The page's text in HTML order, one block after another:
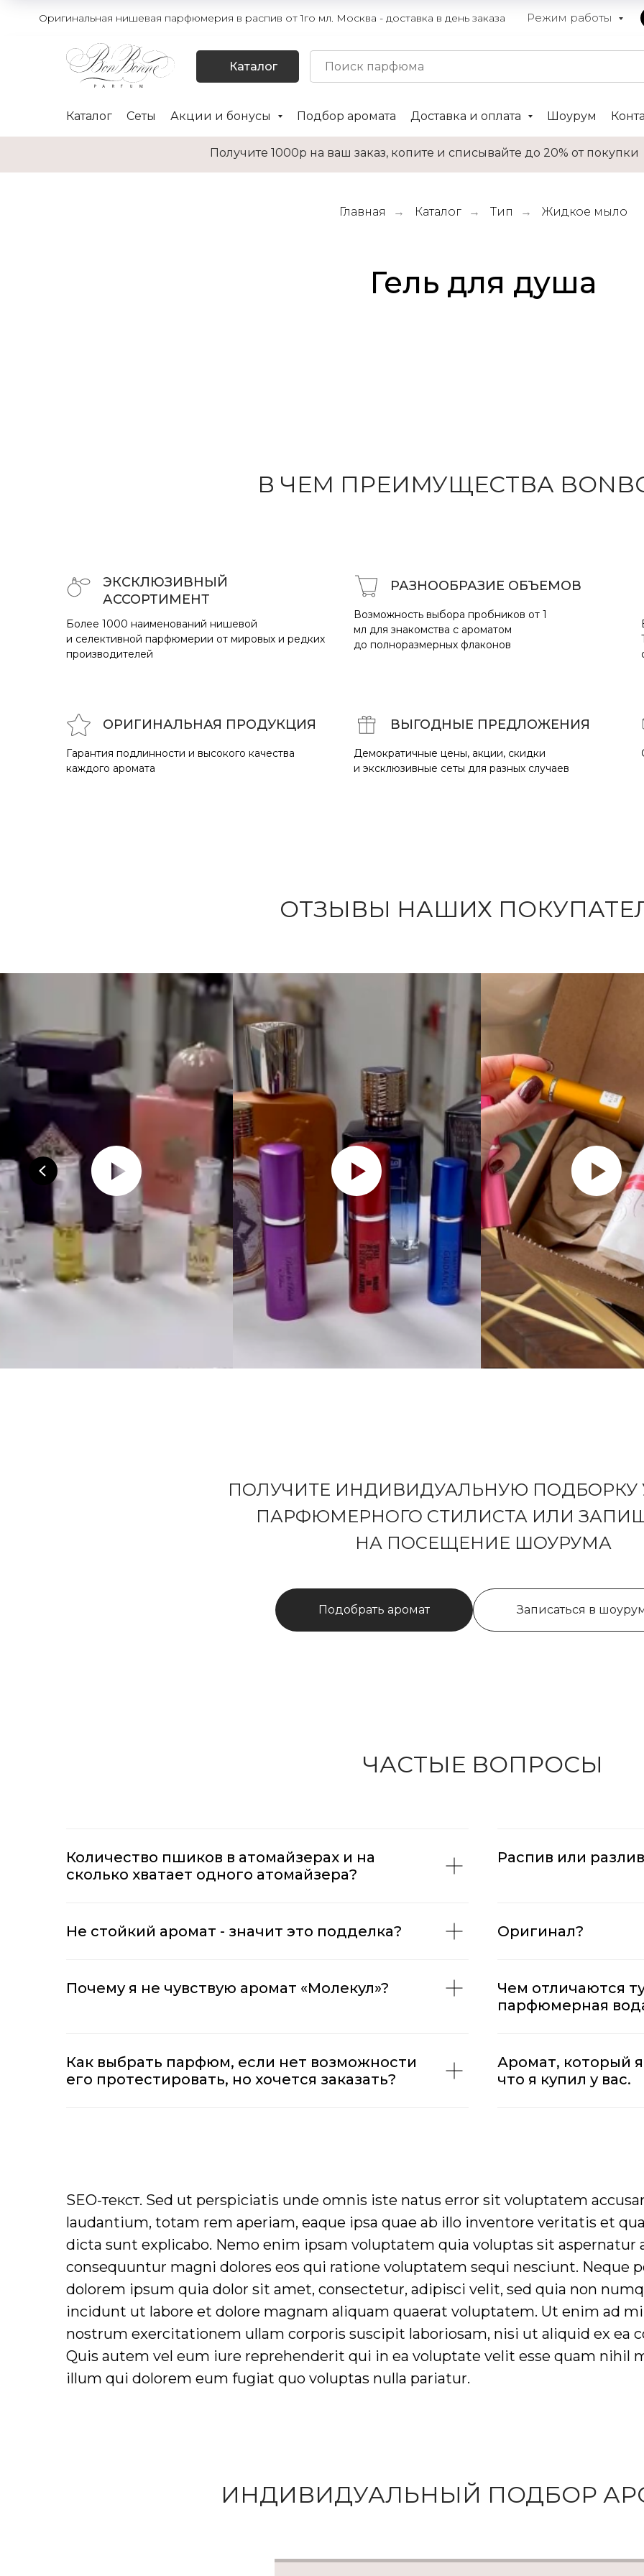
Оригинальная нишевая парфюмерия в распив от 1го мл. Москва - доставка в день заказа Режим работы
Каталог
Каталог Сеты Акции и бонусы Подбор аромата Доставка и оплата Шоурум
Получите 1000р на ваш заказ, копите и списывайте до 20% от покупки
Главная → Каталог → Тип → Жидкое мыло
Гель для душа
В ЧЕМ ПРЕИМУЩЕСТВА
ЭКСКЛЮЗИВНЫЙ
АССОРТИМЕНТ
Более 1000 наименований нишевой
и селективной парфюмерии от мировых и редких
производителей
РАЗНООБРАЗИЕ ОБЪЕМОВ
Возможность выбора пробников от 1
мл для знакомства с ароматом
до полноразмерных флаконов
ОРИГИНАЛЬНАЯ ПРОДУКЦИЯ
Гарантия подлинности и высокого качества
каждого аромата
ВЫГОДНЫЕ ПРЕДЛОЖЕНИЯ
Демократичные цены, акции, скидки
и эксклюзивные сеты для разных случаев
ОТЗЫВЫ НАШИХ
ПОЛУЧИТЕ ИНДИВИДУАЛЬНУЮ ПОДБОРКУ
ПАРФЮМЕРНОГО СТИЛИСТА ИЛИ
НА ПОСЕЩЕНИЕ ШОУРУМА
Подобрать аромат Записаться в
ЧАСТЫЕ ВОПРОСЫ
Количество пшиков в атомайзерах и на
сколько хватает одного атомайзера?
Распив или
Не стойкий аромат - значит это подделка? Оригинал?
Почему я не чувствую аромат «Молекул»?
Чем отличаются
парфюмерная
Как выбрать парфюм, если нет возможности
его протестировать, но хочется заказать?
Аромат, который
что я купил у вас.
SEO-текст. Sed ut perspiciatis unde omnis iste natus error sit voluptatem
laudantium, totam rem aperiam, eaque ipsa quae ab illo inventore veritatis et
dicta sunt explicabo. Nemo enim ipsam voluptatem quia voluptas sit
consequuntur magni dolores eos qui ratione voluptatem sequi nesciunt. Neque
dolorem ipsum quia dolor sit amet, consectetur, adipisci velit, sed quia non
incidunt ut labore et dolore magnam aliquam quaerat voluptatem. Ut enim ad
nostrum exercitationem ullam corporis suscipit laboriosam, nisi ut aliquid ex ea
Quis autem vel eum iure reprehenderit qui in ea voluptate velit esse quam nihil
illum qui dolorem eum fugiat quo voluptas nulla pariatur.
ИНДИВИДУАЛЬНЫЙ ПОДБОР